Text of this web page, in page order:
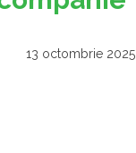
13 octombrie 2025